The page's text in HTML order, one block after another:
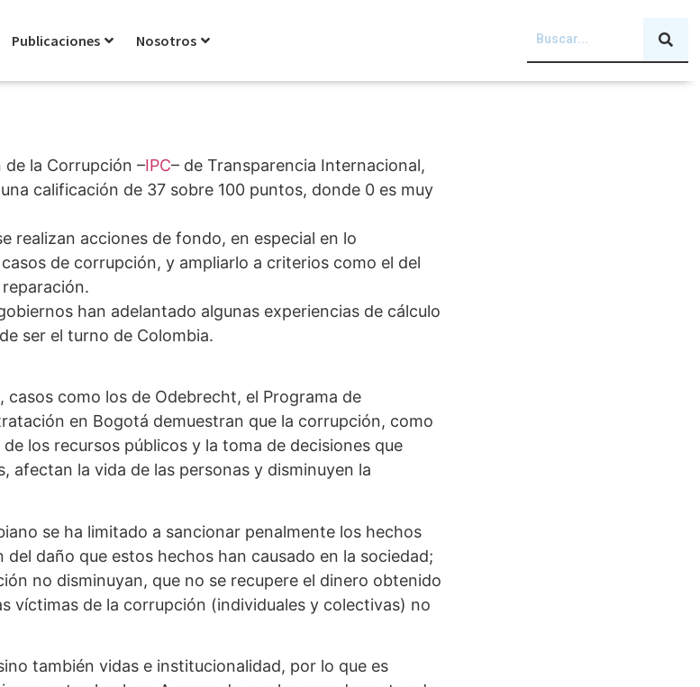
Publicaciones Nosotros
de la Corrupción –IPC– de Transparencia Internacional,
calificación de 37 sobre 100 puntos, donde 0 es muy
realizan acciones de fondo, en especial en lo
de corrupción, y ampliarlo a criterios como el del
han adelantado algunas experiencias de cálculo
ser el turno de Colombia.
casos como los de Odebrecht, el Programa de
en Bogotá demuestran que la corrupción, como
los recursos públicos y la toma de decisiones que
afectan la vida de las personas y disminuyen la
se ha limitado a sancionar penalmente los hechos
daño que estos hechos han causado en la sociedad;
no disminuyan, que no se recupere el dinero obtenido
víctimas de la corrupción (individuales y colectivas) no
también vidas e institucionalidad, por lo que es